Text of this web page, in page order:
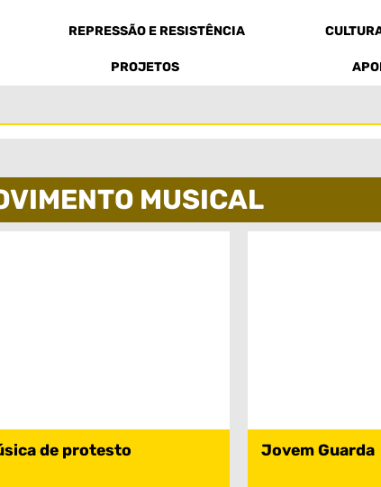
REPRESSÃO E RESISTÊNCIA
PROJETOS
MUSICAL
de protesto Jovem Guarda